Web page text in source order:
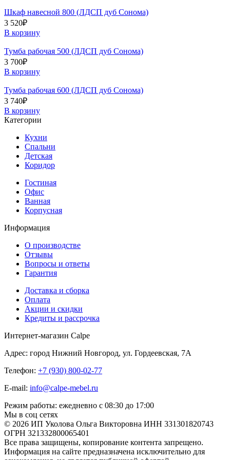
Шкаф навесной 800 (ЛДСП дуб Сонома)
3 520₽
В корзину
Тумба рабочая 500 (ЛДСП дуб Сонома)
3 700₽
В корзину
Тумба рабочая 600 (ЛДСП дуб Сонома)
3 740₽
В корзину
Категории
Кухни
Спальни
Детская
Коридор
Гостиная
Офис
Ванная
Корпусная
Информация
О производстве
Отзывы
Вопросы и ответы
Гарантия
Доставка и сборка
Оплата
Акции и скидки
Кредиты и рассрочка
Интернет-магазин Calpe
Адрес: город Нижний Новгород, ул. Гордеевская, 7А
Телефон: +7 (930) 800-02-77
E-mail: info@calpe-mebel.ru
Режим работы: ежедневно с 08:30 до 17:00
Мы в соц сетях
© 2026 ИП Уколова Ольга Викторовна ИНН 331301820743
ОГРН 321332800065401
Все права защищены, копирование контента запрещено.
Информация на сайте предназначена исключительно для